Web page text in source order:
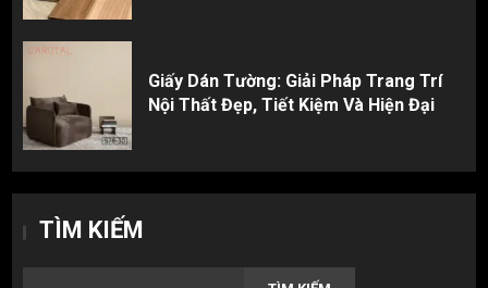
Giấy Dán Tường: Giải Pháp Trang Trí
Nội Thất Đẹp, Tiết Kiệm Và Hiện Đại
TÌM KIẾM